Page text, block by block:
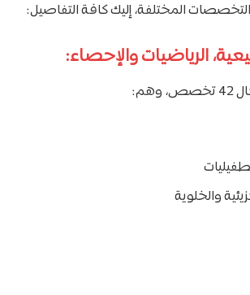
المختلفة، إليك كافة التفاصيل:
والخلوية